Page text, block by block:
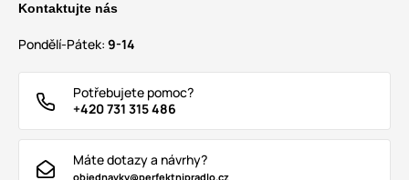
Kontaktujte nás
Pondělí-Pátek: 9-14
Potřebujete pomoc?
+420 731 315 486
Máte dotazy a návrhy?
objednavky@perfektnipradlo.cz